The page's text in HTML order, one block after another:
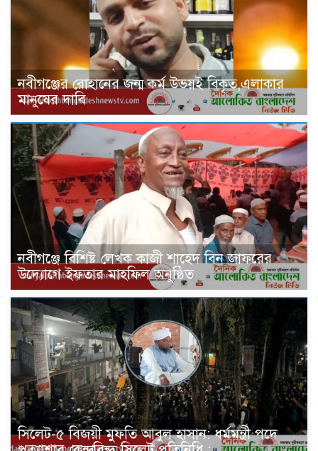
নবীগঞ্জের রোহানের জন্ম কর্ম উভয়ই বিকৃত,এলাকার
মানুষের দাবি
নবীগঞ্জে বিশিষ্ট লেখক কাজী শাহেদ বিন জাফরের
উদ্যোগে ইফতার মাহফিল অনুষ্ঠিত
সিলেট-৫ বিজয়ী মুফতি আবুল হাসান: ধর্মমন্ত্রী পদে